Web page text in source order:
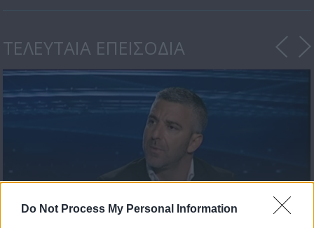
Do Not Process My Personal Information
ΤΕΛΕΥΤΑΙΑ ΕΠΕΙΣΟΔΙΑ